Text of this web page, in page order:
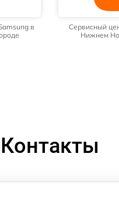
в
Сервисный
Нижнем
Контакты